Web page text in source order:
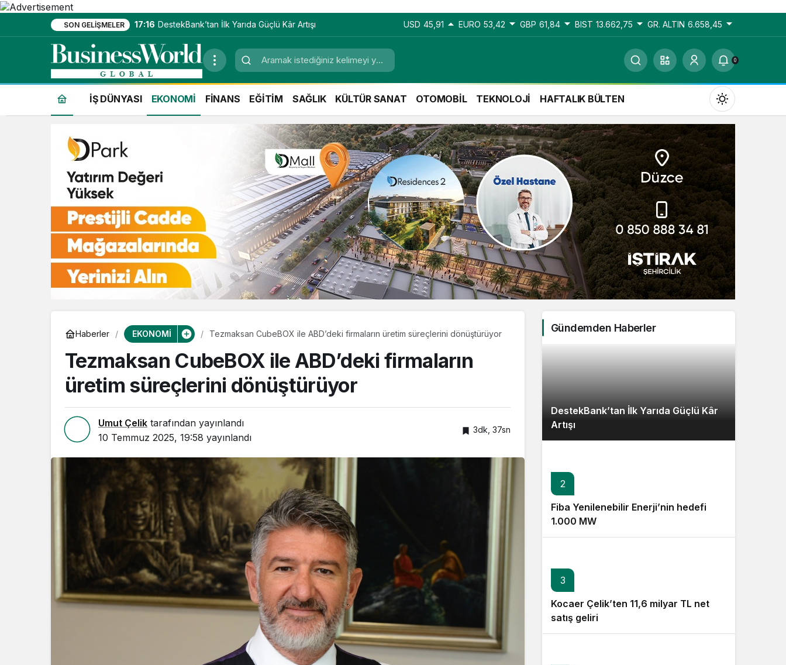
SON GELIŞMELER 17:16 DestekBank’tan İlk Yarıda Güçlü Kâr Artışı USD 45,91 EURO 53,42 GBP 61,84 BIST 13.662,75 GR. ALTIN 6.658,45
0
İŞ DÜNYASI EKONOMİ FİNANS EĞİTİM SAĞLIK KÜLTÜR SANAT OTOMOBİL TEKNOLOJİ HAFTALIK BÜLTEN
Gündüz Modu
Gündüz modunu seçin.
Gece Modu
Gece modunu seçin.
Sistem Modu
Sistem modunu seçin.
Haberler EKONOMİ Tezmaksan CubeBOX ile ABD’deki firmaların üretim süreçlerini dönüştürüyor
Tezmaksan CubeBOX ile ABD’deki firmaların
üretim süreçlerini dönüştürüyor
Umut Çelik tarafından yayınlandı
10 Temmuz 2025, 19:58 yayınlandı
3dk, 37sn
Gündemden Haberler
DestekBank’tan İlk Yarıda Güçlü Kâr
Artışı
2
Fiba Yenilenebilir Enerji’nin hedefi
1.000 MW
3
Kocaer Çelik’ten 11,6 milyar TL net
satış geliri